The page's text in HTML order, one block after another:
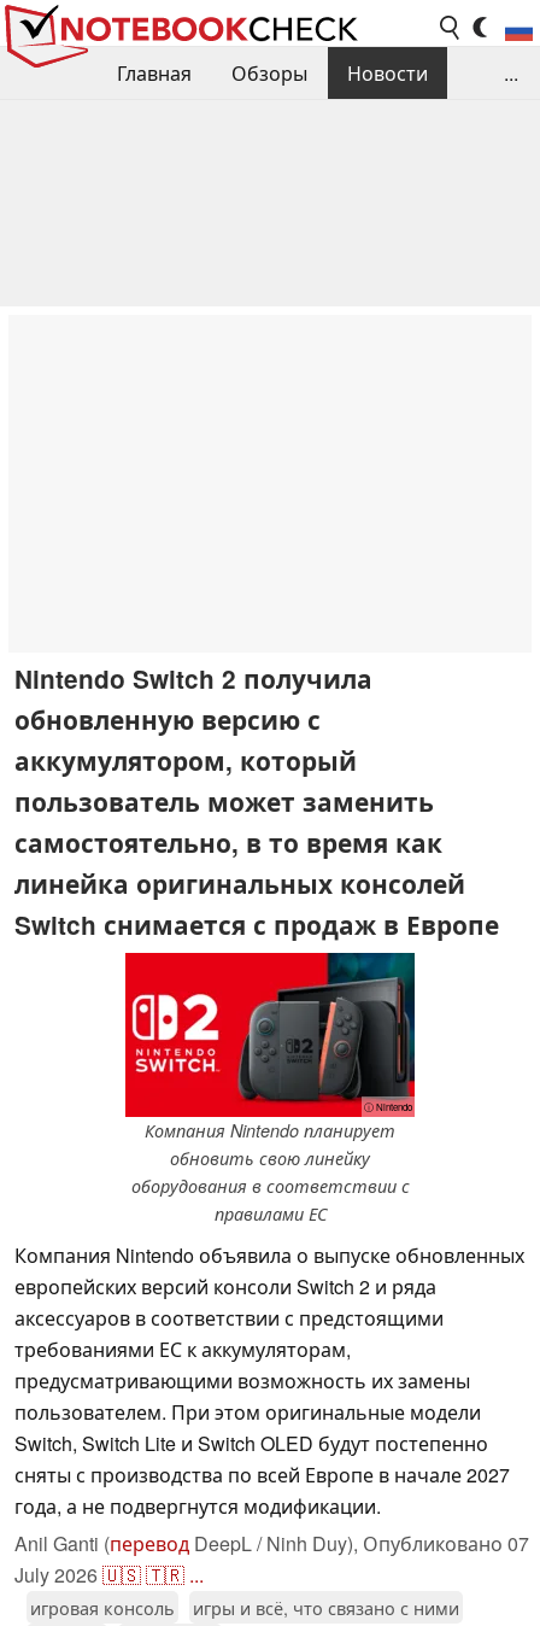
Главная Обзоры
Новости
...
Nintendo Switch 2 получила
обновленную версию с
аккумулятором, который
пользователь может заменить
самостоятельно, в то время как
линейка оригинальных консолей
Switch снимается с продаж в Европе
ⓘ Nintendo
Компания Nintendo планирует
обновить свою линейку
оборудования в соответствии с
правилами ЕС
Компания Nintendo объявила о выпуске обновленных
европейских версий консоли Switch 2 и ряда
аксессуаров в соответствии с предстоящими
требованиями ЕС к аккумуляторам,
предусматривающими возможность их замены
пользователем. При этом оригинальные модели
Switch, Switch Lite и Switch OLED будут постепенно
сняты с производства по всей Европе в начале 2027
года, а не подвергнутся модификации.
Anil Ganti (перевод DeepL / Ninh Duy), Опубликовано 07
July 2026🇺🇸🇹🇷 ...
игровая консоль
игры и всё, что связано с ними